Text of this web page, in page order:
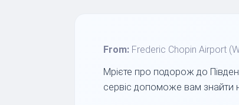
From: Frederic Chopin Airport
Мрієте про подорож до
сервіс допоможе вам знайти